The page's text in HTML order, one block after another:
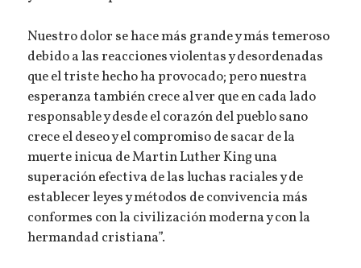
Nuestro dolor se hace más grande y más temeroso
debido a las reacciones violentas y desordenadas
que el triste hecho ha provocado; pero nuestra
esperanza también crece al ver que en cada lado
responsable y desde el corazón del pueblo sano
crece el deseo y el compromiso de sacar de la
muerte inicua de Martin Luther King una
superación efectiva de las luchas raciales y de
establecer leyes y métodos de convivencia más
conformes con la civilización moderna y con la
hermandad cristiana”.